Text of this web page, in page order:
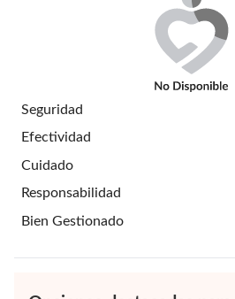
Seguridad
Efectividad
Cuidado
Responsabilidad
Bien Gestionado